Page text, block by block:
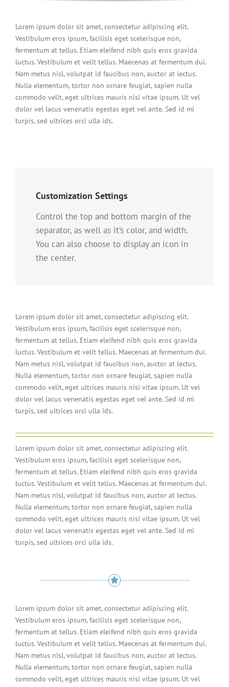
Lorem ipsum dolor sit amet, consectetur adipiscing elit.
Vestibulum eros ipsum, facilisis eget scelerisque non,
fermentum at tellus. Etiam eleifend nibh quis eros gravida
luctus. Vestibulum et velit tellus. Maecenas at fermentum dui.
Nam metus nisl, volutpat id faucibus non, auctor at lectus.
Nulla elementum, tortor non ornare feugiat, sapien nulla
commodo velit, eget ultrices mauris nisi vitae ipsum. Ut vel
dolor vel lacus venenatis egestas eget vel ante. Sed id mi
turpis, sed ultrices orci ulla ids.
Customization Settings
Control the top and bottom margin of the
separator, as well as it’s color, and width.
You can also choose to display an icon in
the center.
Lorem ipsum dolor sit amet, consectetur adipiscing elit.
Vestibulum eros ipsum, facilisis eget scelerisque non,
fermentum at tellus. Etiam eleifend nibh quis eros gravida
luctus. Vestibulum et velit tellus. Maecenas at fermentum dui.
Nam metus nisl, volutpat id faucibus non, auctor at lectus.
Nulla elementum, tortor non ornare feugiat, sapien nulla
commodo velit, eget ultrices mauris nisi vitae ipsum. Ut vel
dolor vel lacus venenatis egestas eget vel ante. Sed id mi
turpis, sed ultrices orci ulla ids.
Lorem ipsum dolor sit amet, consectetur adipiscing elit.
Vestibulum eros ipsum, facilisis eget scelerisque non,
fermentum at tellus. Etiam eleifend nibh quis eros gravida
luctus. Vestibulum et velit tellus. Maecenas at fermentum dui.
Nam metus nisl, volutpat id faucibus non, auctor at lectus.
Nulla elementum, tortor non ornare feugiat, sapien nulla
commodo velit, eget ultrices mauris nisi vitae ipsum. Ut vel
dolor vel lacus venenatis egestas eget vel ante. Sed id mi
turpis, sed ultrices orci ulla ids.
Lorem ipsum dolor sit amet, consectetur adipiscing elit.
Vestibulum eros ipsum, facilisis eget scelerisque non,
fermentum at tellus. Etiam eleifend nibh quis eros gravida
luctus. Vestibulum et velit tellus. Maecenas at fermentum dui.
Nam metus nisl, volutpat id faucibus non, auctor at lectus.
Nulla elementum, tortor non ornare feugiat, sapien nulla
commodo velit, eget ultrices mauris nisi vitae ipsum. Ut vel